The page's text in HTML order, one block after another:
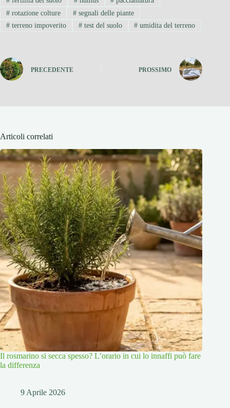
#rotazione colture #segnali delle piante
#terreno impoverito #test del suolo # umidita del terreno
PRECEDENTE PROSSIMO
Articoli correlati
Il rosmarino si secca spesso? L’orario in cui lo innaffi può fare
la differenza
9 Aprile 2026